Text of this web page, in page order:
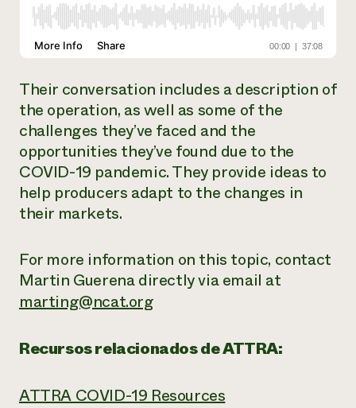
directa de
1-800-346-
Their conversation includes a description of
the operation, as well as some of the
challenges they’ve faced and the
opportunities they’ve found due to the
COVID-19 pandemic. They provide ideas to
help producers adapt to the changes in
their markets.
For more information on this topic, contact
Martin Guerena directly via email at
marting@ncat.org
Recursos relacionados de ATTRA:
ATTRA COVID-19 Resources